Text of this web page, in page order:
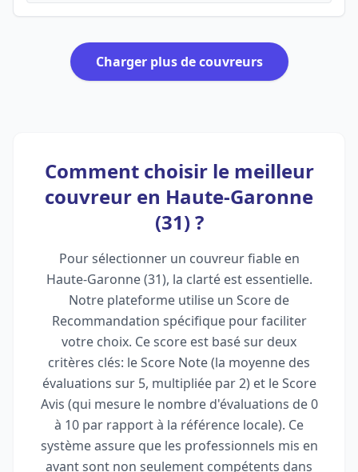
Charger plus de couvreurs
Comment choisir le meilleur
couvreur en Haute-Garonne
(31) ?
Pour sélectionner un couvreur fiable en
Haute-Garonne (31), la clarté est essentielle.
Notre plateforme utilise un Score de
Recommandation spécifique pour faciliter
votre choix. Ce score est basé sur deux
critères clés: le Score Note (la moyenne des
évaluations sur 5, multipliée par 2) et le Score
Avis (qui mesure le nombre d'évaluations de 0
à 10 par rapport à la référence locale). Ce
système assure que les professionnels mis en
avant sont non seulement compétents dans